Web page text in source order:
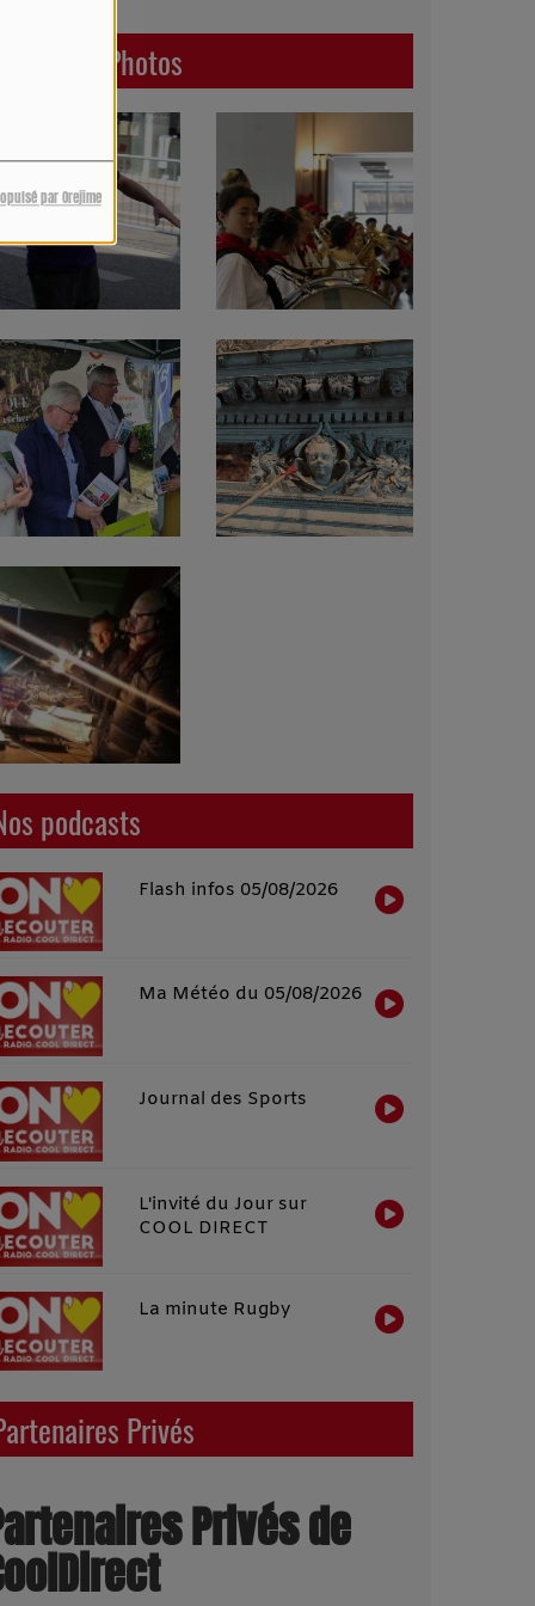
par Orejime
Dernières Photos
podcasts
Flash infos 05/08/2026
Ma Météo du 05/08/2026
Journal des Sports
L'invité du Jour sur
COOL DIRECT
La minute Rugby
Privés
Privés de